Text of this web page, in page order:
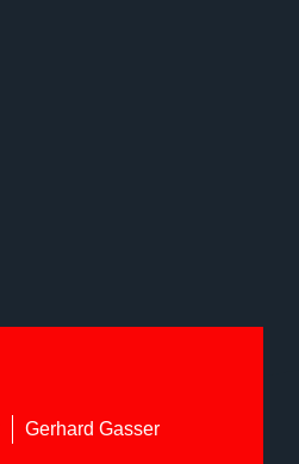
Gerhard Gasser